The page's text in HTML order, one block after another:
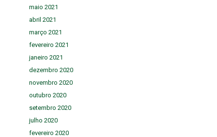
maio 2021
abril 2021
março 2021
fevereiro 2021
janeiro 2021
dezembro 2020
novembro 2020
outubro 2020
setembro 2020
julho 2020
fevereiro 2020